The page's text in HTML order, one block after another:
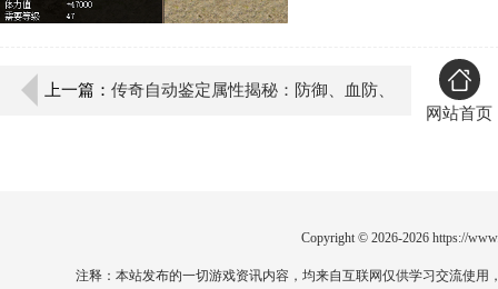
上一篇： 传奇自动鉴定属性揭秘：防御、血防、
网站首页
Copyright © 2026-2026 https://
注释：本站发布的一切游戏资讯内容，均来自互联网仅供学习交流使